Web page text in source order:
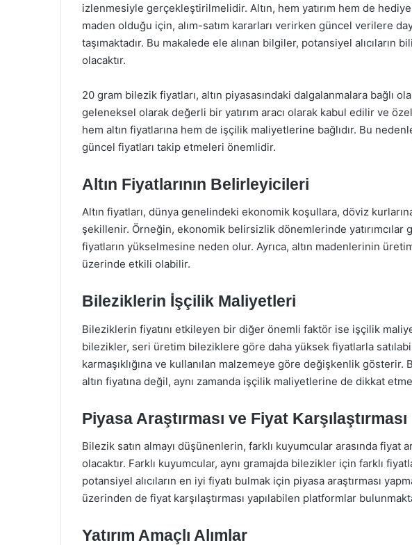
izlenmesiyle gerçekleştirilmelidir. Altın, hem yatırım hem de
maden olduğu için, alım-satım kararları verirken güncel verilere
taşımaktadır. Bu makalede ele alınan bilgiler, potansiyel alıcıların
olacaktır.
20 gram bilezik fiyatları, altın piyasasındaki dalgalanmalara bağlı
geleneksel olarak değerli bir yatırım aracı olarak kabul edilir ve
hem altın fiyatlarına hem de işçilik maliyetlerine bağlıdır. Bu
güncel fiyatları takip etmeleri önemlidir.
Altın Fiyatlarının Belirleyicileri
Altın fiyatları, dünya genelindeki ekonomik koşullara, döviz
şekillenir. Örneğin, ekonomik belirsizlik dönemlerinde yatırımcılar
fiyatların yükselmesine neden olur. Ayrıca, altın madenlerinin
üzerinde etkili olabilir.
Bileziklerin İşçilik Maliyetleri
Bileziklerin fiyatını etkileyen bir diğer önemli faktör ise işçilik
bilezikler, seri üretim bileziklere göre daha yüksek fiyatlarla
karmaşıklığına ve kullanılan malzemeye göre değişkenlik gösterir.
altın fiyatına değil, aynı zamanda işçilik maliyetlerine de dikkat
Piyasa Araştırması ve Fiyat Karşılaştırması
Bilezik satın almayı düşünenlerin, farklı kuyumcular arasında fiyat
olacaktır. Farklı kuyumcular, aynı gramajda bilezikler için farklı
potansiyel alıcıların en iyi fiyatı bulmak için piyasa araştırması
üzerinden de fiyat karşılaştırması yapılabilen platformlar
Yatırım Amaçlı Alımlar